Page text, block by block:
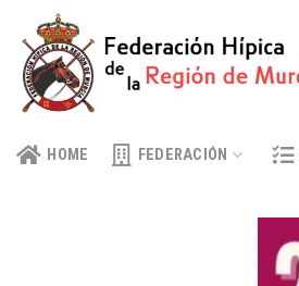
content
HOME FEDERACIÓN